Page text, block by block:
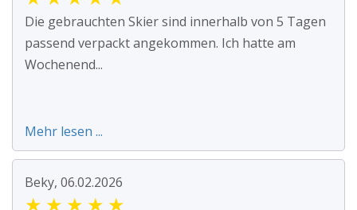
Die gebrauchten Skier sind innerhalb von 5 Tagen
passend verpackt angekommen. Ich hatte am
Wochenend...
Mehr lesen ...
Beky, 06.02.2026
★ ★ ★ ★ ★